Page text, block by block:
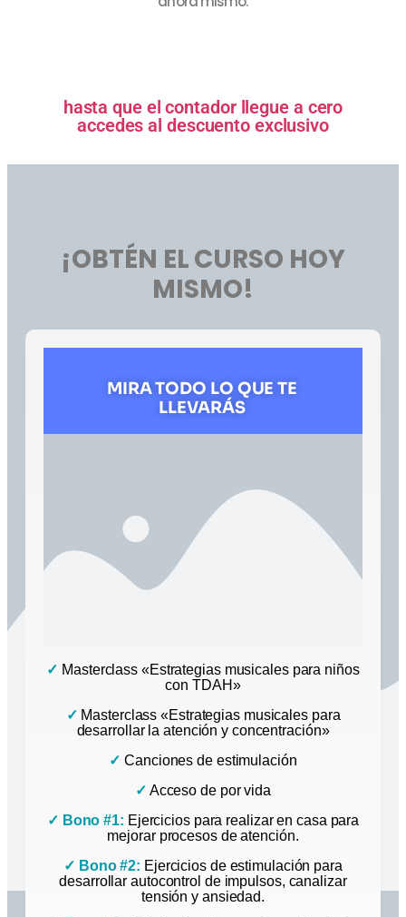
hasta que el contador llegue a cero
accedes al descuento exclusivo
¡OBTÉN EL CURSO HOY
MISMO!
MIRA TODO LO QUE TE
LLEVARÁS
✓ Masterclass «Estrategias musicales para niños
con TDAH»
✓ Masterclass «Estrategias musicales para
desarrollar la atención y concentración»
✓ Canciones de estimulación
✓ Acceso de por vida
✓ Bono #1: Ejercicios para realizar en casa para
mejorar procesos de atención.
✓ Bono #2: Ejercicios de estimulación para
desarrollar autocontrol de impulsos, canalizar
tensión y ansiedad.